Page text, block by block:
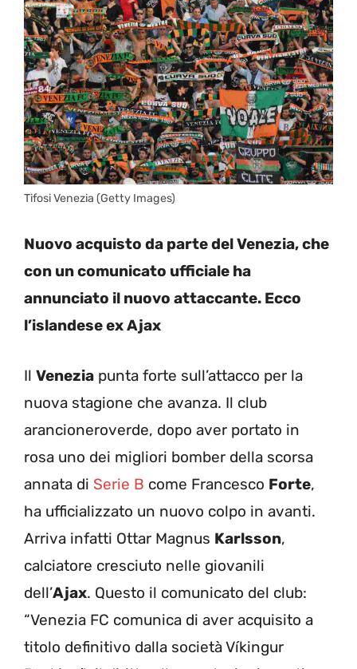
Tifosi Venezia (Getty Images)
Nuovo acquisto da parte del Venezia, che
con un comunicato ufficiale ha
annunciato il nuovo attaccante. Ecco
l’islandese ex Ajax
Il Venezia punta forte sull’attacco per la
nuova stagione che avanza. Il club
arancioneroverde, dopo aver portato in
rosa uno dei migliori bomber della scorsa
annata di Serie B come Francesco Forte,
ha ufficializzato un nuovo colpo in avanti.
Arriva infatti Ottar Magnus Karlsson,
calciatore cresciuto nelle giovanili
dell’Ajax. Questo il comunicato del club:
“Venezia FC comunica di aver acquisito a
titolo definitivo dalla società Víkingur